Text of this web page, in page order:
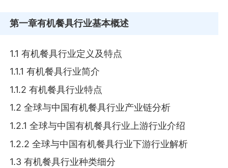
第一章有机餐具行业基本概述
1.1 有机餐具行业定义及特点
1.1.1 有机餐具行业简介
1.1.2 有机餐具行业特点
1.2 全球与中国有机餐具行业产业链分析
1.2.1 全球与中国有机餐具行业上游行业介绍
1.2.2 全球与中国有机餐具行业下游行业解析
1.3 有机餐具行业种类细分